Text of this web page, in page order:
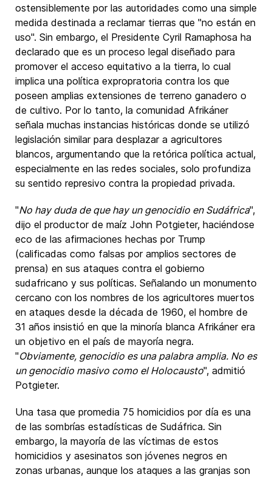
ostensiblemente por las autoridades como una simple
medida destinada a reclamar tierras que "no están en
uso". Sin embargo, el Presidente Cyril Ramaphosa ha
declarado que es un proceso legal diseñado para
promover el acceso equitativo a la tierra, lo cual
implica una política expropratoria contra los que
poseen amplias extensiones de terreno ganadero o
de cultivo. Por lo tanto, la comunidad Afrikáner
señala muchas instancias históricas donde se utilizó
legislación similar para desplazar a agricultores
blancos, argumentando que la retórica política actual,
especialmente en las redes sociales, solo profundiza
su sentido represivo contra la propiedad privada.
"No hay duda de que hay un genocidio en Sudáfrica",
dijo el productor de maíz John Potgieter, haciéndose
eco de las afirmaciones hechas por Trump
(calificadas como falsas por amplios sectores de
prensa) en sus ataques contra el gobierno
sudafricano y sus políticas. Señalando un monumento
cercano con los nombres de los agricultores muertos
en ataques desde la década de 1960, el hombre de
31 años insistió en que la minoría blanca Afrikáner era
un objetivo en el país de mayoría negra.
"Obviamente, genocidio es una palabra amplia. No es
un genocidio masivo como el Holocausto", admitió
Potgieter.
Una tasa que promedia 75 homicidios por día es una
de las sombrías estadísticas de Sudáfrica. Sin
embargo, la mayoría de las víctimas de estos
homicidios y asesinatos son jóvenes negros en
zonas urbanas, aunque los ataques a las granjas son